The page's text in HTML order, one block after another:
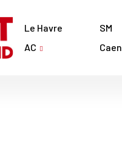
Le Havre
AC
SM
Caen